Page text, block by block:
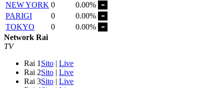
NEW YORK 0
0.00%
PARIGI
0
0.00%
TOKYO
0
0.00%
Network Rai
TV
Rai 1 Sito | Live
Rai 2Sito | Live
Rai 3Sito | Live